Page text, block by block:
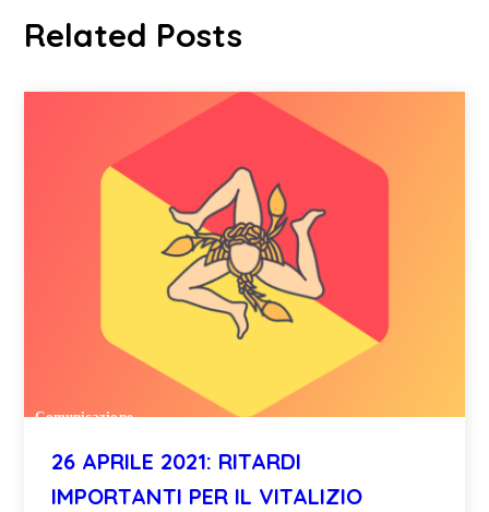
Related Posts
Comunicazione
26 APRILE 2021: RITARDI
IMPORTANTI PER IL VITALIZIO